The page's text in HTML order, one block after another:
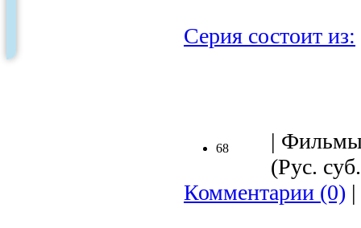
Серия состоит из:
68
|
(Рус.
Комментарии (0) |